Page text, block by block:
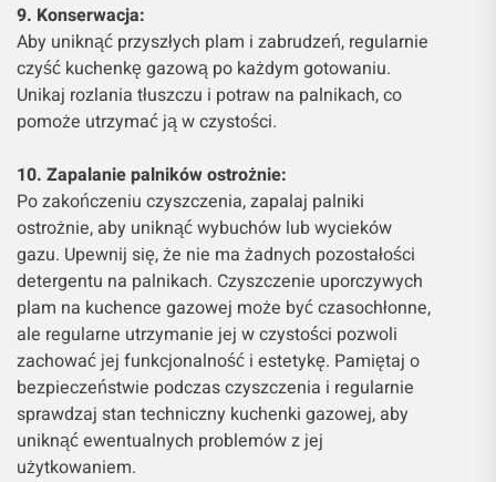
9. Konserwacja:
Aby uniknąć przyszłych plam i zabrudzeń, regularnie
czyść kuchenkę gazową po każdym gotowaniu.
Unikaj rozlania tłuszczu i potraw na palnikach, co
pomoże utrzymać ją w czystości.
10. Zapalanie palników ostrożnie:
Po zakończeniu czyszczenia, zapalaj palniki
ostrożnie, aby uniknąć wybuchów lub wycieków
gazu. Upewnij się, że nie ma żadnych pozostałości
detergentu na palnikach. Czyszczenie uporczywych
plam na kuchence gazowej może być czasochłonne,
ale regularne utrzymanie jej w czystości pozwoli
zachować jej funkcjonalność i estetykę. Pamiętaj o
bezpieczeństwie podczas czyszczenia i regularnie
sprawdzaj stan techniczny kuchenki gazowej, aby
uniknąć ewentualnych problemów z jej
użytkowaniem.